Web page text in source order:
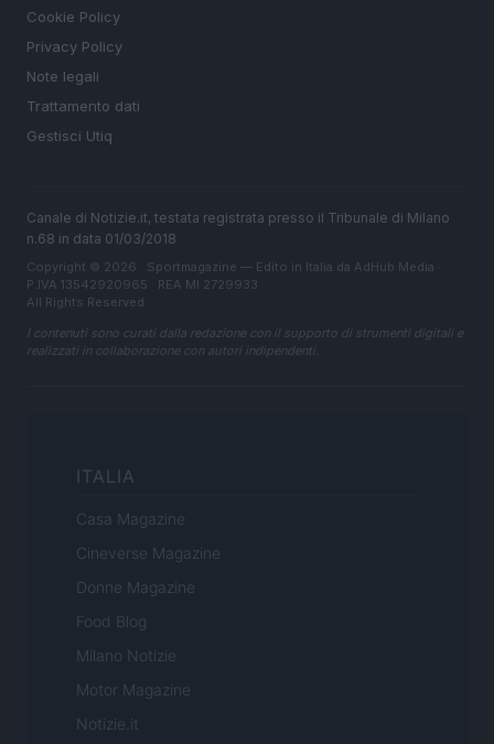
Cookie Policy
Privacy Policy
Note legali
Trattamento dati
Gestisci Utiq
Canale di Notizie.it, testata registrata presso il Tribunale di Milano
n.68 in data 01/03/2018
Copyright © 2026 · Sportmagazine — Edito in Italia da AdHub Media
P.IVA 13542920965 · REA MI 2729933
All Rights Reserved
I contenuti sono curati dalla redazione con il supporto di strumenti digitali e
realizzati in collaborazione con autori indipendenti.
ITALIA
Casa Magazine
Cineverse Magazine
Donne Magazine
Food Blog
Milano Notizie
Motor Magazine
Notizie.it